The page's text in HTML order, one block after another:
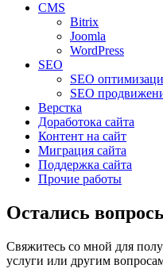
CMS
Bitrix
Joomla
WordPress
SEO
SEO
SEO
Верстка
Доработока сайта
Контент на сайт
Миграция сайта
Поддержка сайта
Прочие работы
Остались
Свяжитесь со мной для
услуги или другим